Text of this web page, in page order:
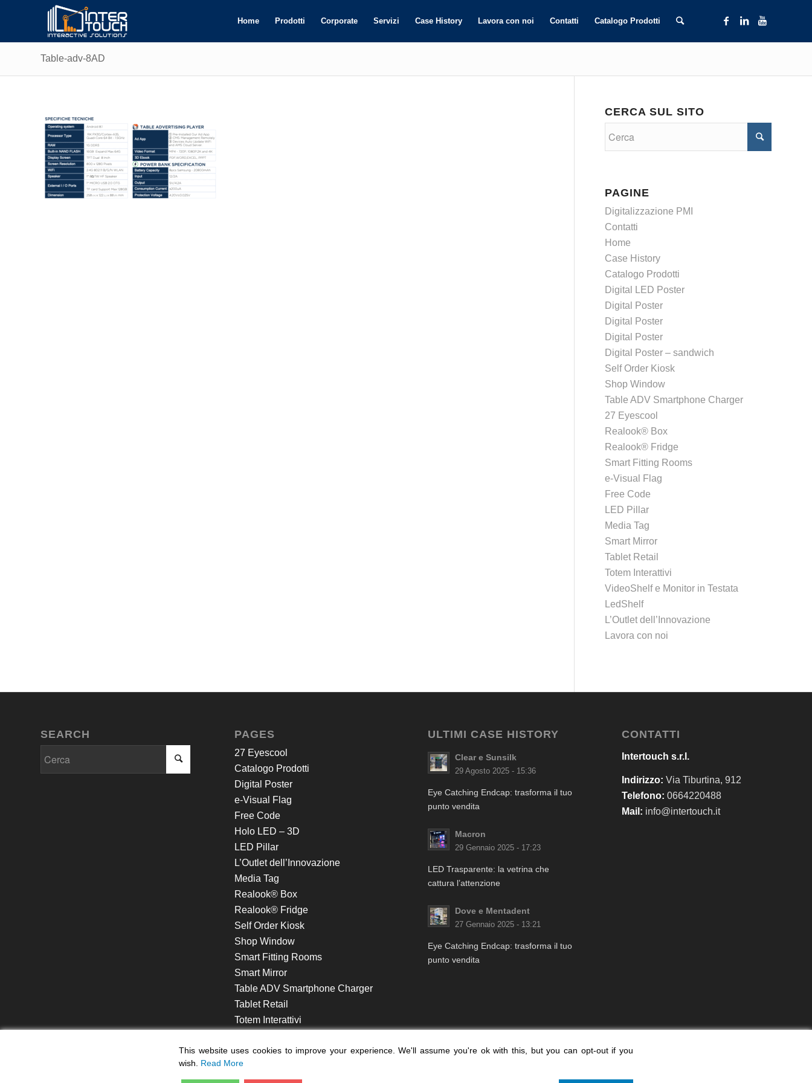
Home Prodotti Corporate Servizi Case History Lavora con noi Contatti Catalogo Prodotti
Table-adv-8AD
CERCA SUL SITO
PAGINE
Digitalizzazione PMI
Contatti
Home
Case History
Catalogo Prodotti
Digital LED Poster
Digital Poster
Digital Poster
Digital Poster
Digital Poster – sandwich
Self Order Kiosk
Shop Window
Table ADV Smartphone Charger
27 Eyescool
Realook® Box
Realook® Fridge
Smart Fitting Rooms
e-Visual Flag
Free Code
LED Pillar
Media Tag
Smart Mirror
Tablet Retail
Totem Interattivi
VideoShelf e Monitor in Testata
LedShelf
L’Outlet dell’Innovazione
Lavora con noi
SEARCH PAGES
27 Eyescool
Catalogo Prodotti
Digital Poster
e-Visual Flag
Free Code
Holo LED – 3D
LED Pillar
L’Outlet dell’Innovazione
Media Tag
Realook® Box
Realook® Fridge
Self Order Kiosk
Shop Window
Smart Fitting Rooms
Smart Mirror
Table ADV Smartphone Charger
Tablet Retail
Totem Interattivi
ULTIMI CASE HISTORY
Clear e Sunsilk
29 Agosto 2025 - 15:36
Eye Catching Endcap: trasforma il tuo
punto vendita
Macron
29 Gennaio 2025 - 17:23
LED Trasparente: la vetrina che
cattura l’attenzione
Dove e Mentadent
27 Gennaio 2025 - 13:21
Eye Catching Endcap: trasforma il tuo
punto vendita
CONTATTI
Intertouch s.r.l.
Indirizzo: Via Tiburtina, 912
Telefono: 0664220488
Mail: info@intertouch.it
This website uses cookies to improve your experience. We'll assume you're ok with this, but you can opt-out if you
wish. Read More